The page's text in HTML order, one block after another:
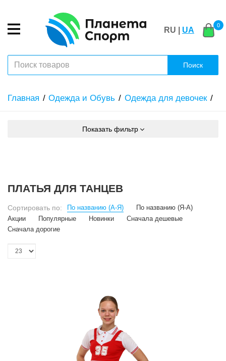
RU | UA
0
Поиск
Главная Одежда и Обувь Одежда для девочек
Показать фильтр
ПЛАТЬЯ ДЛЯ ТАНЦЕВ
Сортировать по: По названию (А-Я)
По названию (Я-А)
Акции
Популярные Новинки
Сначала дешевые
Сначала дорогие